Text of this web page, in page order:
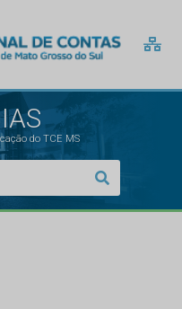
do TCE MS